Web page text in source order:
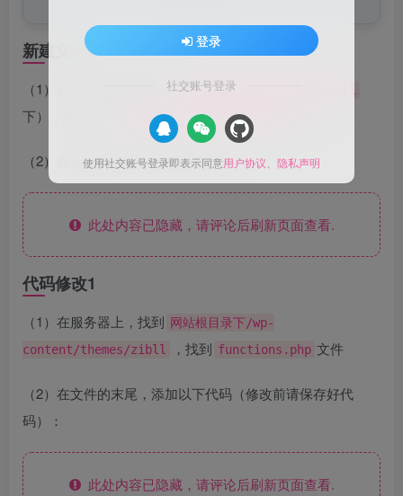
新建文件
（1）在网站主题目录下（ /wp-content/themes/zibll
下），新建一个 widget-websitestat.php
（2）在新建的文件中添加以下代码：
此处内容已隐藏，请评论后刷新页面查看.
代码修改1
（1）在服务器上，找到 网站根目录下/wp-
content/themes/zibll
，找到 functions.php 文件
（2）在文件的末尾，添加以下代码（修改前请保存好代
码）：
此处内容已隐藏，请评论后刷新页面查看.
登录
社交账号登录
使用社交账号登录即表示同意用户协议 隐私声明